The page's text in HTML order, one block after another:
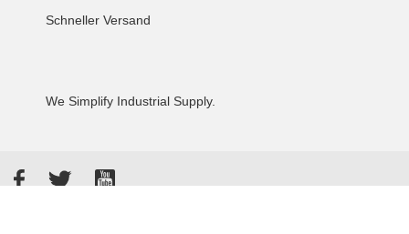
Schneller Versand
We Simplify Industrial Supply.
FacebookTwitterYouTube